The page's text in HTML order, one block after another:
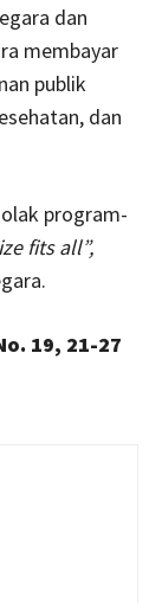
dan
membayar
publik
dan
program-
fits all”,
19, 21-27